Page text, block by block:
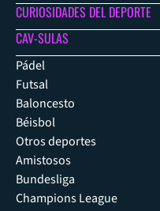
CURIOSIDADES DEL DEPORTE
CAV-SULAS
Pádel
Futsal
Baloncesto
Béisbol
Otros deportes
Amistosos
Bundesliga
Champions League